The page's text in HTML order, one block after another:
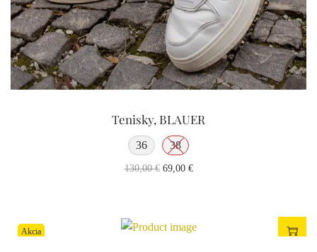
Tenisky, BLAUER
36 38
130,00€ 69,00 €
Akcia